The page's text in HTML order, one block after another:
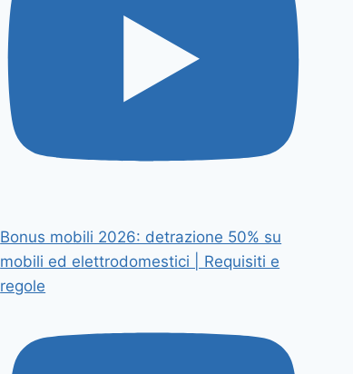
Bonus mobili 2026: detrazione 50% su
mobili ed elettrodomestici | Requisiti e
regole